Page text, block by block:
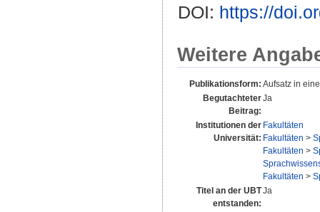
DOI: https://
Weitere
Publikationsform: Aufsatz in
Begutachteter
Beitrag:
Ja
Institutionen der
Universität:
Fakultäten
Fakultäten >
Fakultäten >
Fakultäten >
Titel an der UBT
entstanden:
Ja